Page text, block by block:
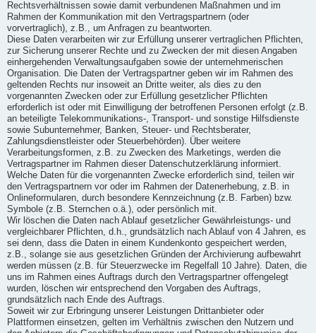
Rechtsverhältnissen sowie damit verbundenen Maßnahmen und im
Rahmen der Kommunikation mit den Vertragspartnern (oder
vorvertraglich), z.B., um Anfragen zu beantworten.
Diese Daten verarbeiten wir zur Erfüllung unserer vertraglichen Pflichten,
zur Sicherung unserer Rechte und zu Zwecken der mit diesen Angaben
einhergehenden Verwaltungsaufgaben sowie der unternehmerischen
Organisation. Die Daten der Vertragspartner geben wir im Rahmen des
geltenden Rechts nur insoweit an Dritte weiter, als dies zu den
vorgenannten Zwecken oder zur Erfüllung gesetzlicher Pflichten
erforderlich ist oder mit Einwilligung der betroffenen Personen erfolgt (z.B.
an beteiligte Telekommunikations-, Transport- und sonstige Hilfsdienste
sowie Subunternehmer, Banken, Steuer- und Rechtsberater,
Zahlungsdienstleister oder Steuerbehörden). Über weitere
Verarbeitungsformen, z.B. zu Zwecken des Marketings, werden die
Vertragspartner im Rahmen dieser Datenschutzerklärung informiert.
Welche Daten für die vorgenannten Zwecke erforderlich sind, teilen wir
den Vertragspartnern vor oder im Rahmen der Datenerhebung, z.B. in
Onlineformularen, durch besondere Kennzeichnung (z.B. Farben) bzw.
Symbole (z.B. Sternchen o.ä.), oder persönlich mit.
Wir löschen die Daten nach Ablauf gesetzlicher Gewährleistungs- und
vergleichbarer Pflichten, d.h., grundsätzlich nach Ablauf von 4 Jahren, es
sei denn, dass die Daten in einem Kundenkonto gespeichert werden,
z.B., solange sie aus gesetzlichen Gründen der Archivierung aufbewahrt
werden müssen (z.B. für Steuerzwecke im Regelfall 10 Jahre). Daten, die
uns im Rahmen eines Auftrags durch den Vertragspartner offengelegt
wurden, löschen wir entsprechend den Vorgaben des Auftrags,
grundsätzlich nach Ende des Auftrags.
Soweit wir zur Erbringung unserer Leistungen Drittanbieter oder
Plattformen einsetzen, gelten im Verhältnis zwischen den Nutzern und